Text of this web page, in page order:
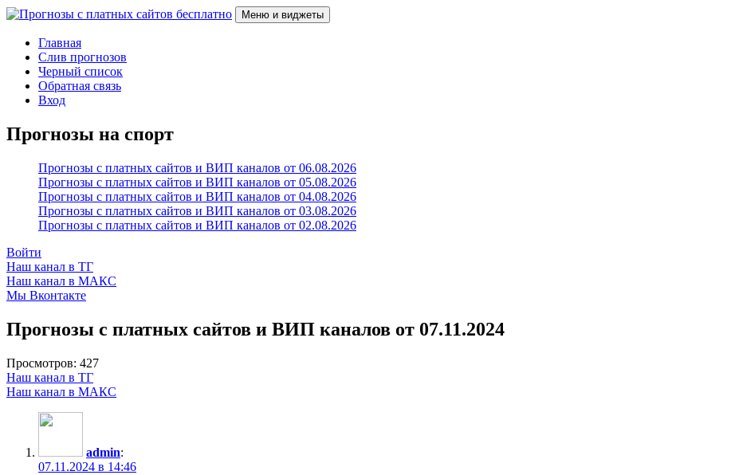
Перейти
содержимому
Прогнозы с платных сайтов бесплатно
Слив прогнозов с платных VIP каналов
Меню и виджеты
Главная
Слив прогнозов
Черный список
Обратная связь
Вход
Прогнозы на спорт
Прогнозы с платных сайтов и ВИП каналов от 06.08.2026
Прогнозы с платных сайтов и ВИП каналов от 05.08.2026
Прогнозы с платных сайтов и ВИП каналов от 04.08.2026
Прогнозы с платных сайтов и ВИП каналов от 03.08.2026
Прогнозы с платных сайтов и ВИП каналов от 02.08.2026
Войти
Наш канал в ТГ
Наш канал в МАКС
Мы Вконтакте
Прогнозы с платных сайтов и ВИП каналов от 07.11.2024
Просмотров: 427
Наш канал в ТГ
Наш канал в МАКС
admin:
07.11.2024 в 14:46